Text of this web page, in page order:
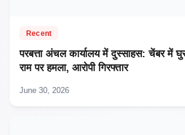
Recent
परबत्ता अंचल कार्यालय में दुस्साहस: चेंबर में
राम पर हमला, आरोपी गिरफ्तार
June 30, 2026